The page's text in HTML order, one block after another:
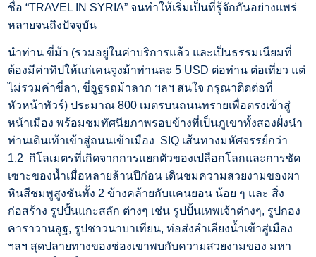
ชื่อ “TRAVEL IN SYRIA” จนทำให้เริ่มเป็นที่รู้จักกันอย่างแพร่
หลายจนถึงปัจจุบัน
นำท่าน ขี่ม้า (รวมอยู่ในค่าบริการแล้ว และเป็นธรรมเนียมที่
ต้องมีค่าทิปให้แก่เคนจูงม้าท่านละ 5 USD ต่อท่าน ต่อเที่ยว แต่
ไม่รวมค่าขี่ลา, ขี่อูฐรถม้าลาก ฯลฯ สนใจ กรุณาติดต่อที่
หัวหน้าทัวร์) ประมาณ 800 เมตรบนถนนทรายเพื่อตรงเข้าสู่
หน้าเมือง พร้อมชมทัศนียภาพรอบข้างที่เป็นภูเขาทั้งสองฝั่งนำ
ท่านเดินเท้าเข้าสู่ถนนเข้าเมือง SIQ เส้นทางมหัศจรรย์กว่า
1.2 กิโลเมตรที่เกิดจากการแยกตัวของเปลือกโลกและการซัด
เซาะของน้ำเมื่อหลายล้านปีก่อน เดินชมความสวยงามของผา
หินสีชมพูสูงชันทั้ง 2 ข้างคล้ายกับแคนยอน น้อย ๆ และ สิ่ง
ก่อสร้าง รูปปั้นแกะสลัก ต่างๆ เช่น รูปปั้นเทพเจ้าต่างๆ, รูปกอง
คาราวานอูฐ, รูปชาวนาบาเทียน, ท่อส่งลำเลียงน้ำเข้าสู่เมือง
ฯลฯ สุดปลายทางของช่องเขาพบกับความสวยงามของ มหา